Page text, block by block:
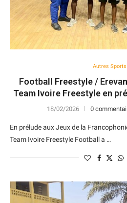
Autres Sports
Football Freestyle /
Team Ivoire Freestyle en
18/02/2026 0
En prélude aux Jeux de la
Team Ivoire Freestyle Football a …